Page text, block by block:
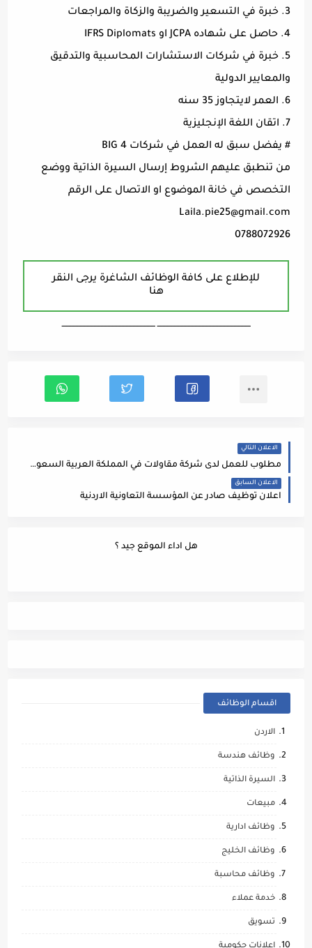
3. خبرة في التسعير والضريبة والزكاة والمراجعات
4. حاصل على شهاده JCPA او IFRS Diplomats
5. خبرة في شركات الاستشارات المحاسبية والتدقيق
والمعايير الدولية
6. العمر لايتجاوز 35 سنه
7. اتقان اللغة الإنجليزية
# يفضل سبق له العمل في شركات BIG 4
من تنطبق عليهم الشروط إرسال السيرة الذاتية ووضع
التخصص في خانة الموضوع او الاتصال على الرقم
Laila.pie25@gmail.com
0788072926
للإطلاع على كافة الوظائف الشاغرة يرجى النقر
هنا
ـــــــــــــــــــــــــــــــــــــــــــــــــــــــــــــــــــ ـــــــــــــــــــــــــــــــــــــــــــــــــــــــــــــــــــ
الاعلان التالي
مطلوب للعمل لدى شركة مقاولات في المملكة العربية السعودية 👈 #سكرتير_تنفيذي ضمن الشروط التالية
الاعلان السابق
اعلان توظيف صادر عن المؤسسة التعاونية الاردنية
هل اداء الموقع جيد ؟
اقسام الوظائف
الاردن
وظائف هندسة
السيرة الذاتية
مبيعات
وظائف ادارية
وظائف الخليج
وظائف محاسبة
خدمة عملاء
تسويق